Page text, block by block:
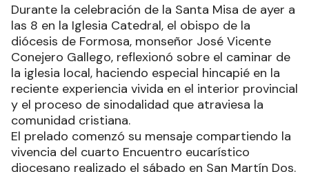
Durante la celebración de la Santa Misa de ayer a
las 8 en la Iglesia Catedral, el obispo de la
diócesis de Formosa, monseñor José Vicente
Conejero Gallego, reflexionó sobre el caminar de
la iglesia local, haciendo especial hincapié en la
reciente experiencia vivida en el interior provincial
y el proceso de sinodalidad que atraviesa la
comunidad cristiana.
El prelado comenzó su mensaje compartiendo la
vivencia del cuarto Encuentro eucarístico
diocesano realizado el sábado en San Martín Dos.